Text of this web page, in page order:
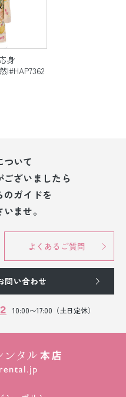
身
|#HAP7362
ついて
ございましたら
のガイドを
ませ。
よくあるご質問
問い合わせ
10:00〜17:00（土日定休）